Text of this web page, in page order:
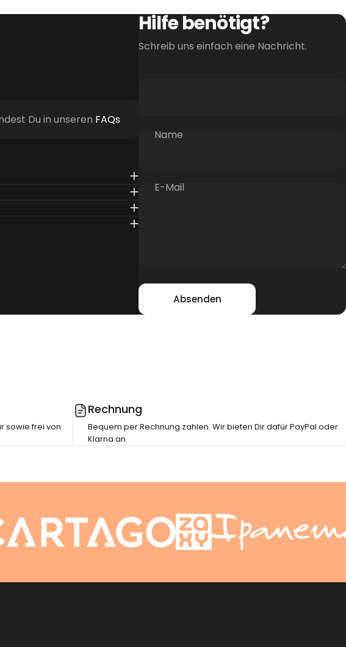
Du in unseren FAQs
Hilfe benötigt?
Schreib uns einfach eine Nachricht.
Name
E-Mail
Nachricht
Absenden
Absenden
sowie frei von
Rechnung
Bequem per Rechnung zahlen. Wir bieten Dir dafür PayPal oder
Klarna an.